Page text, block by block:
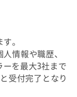
。
情報や職歴、
ーを最大3社まで
受付完了となり